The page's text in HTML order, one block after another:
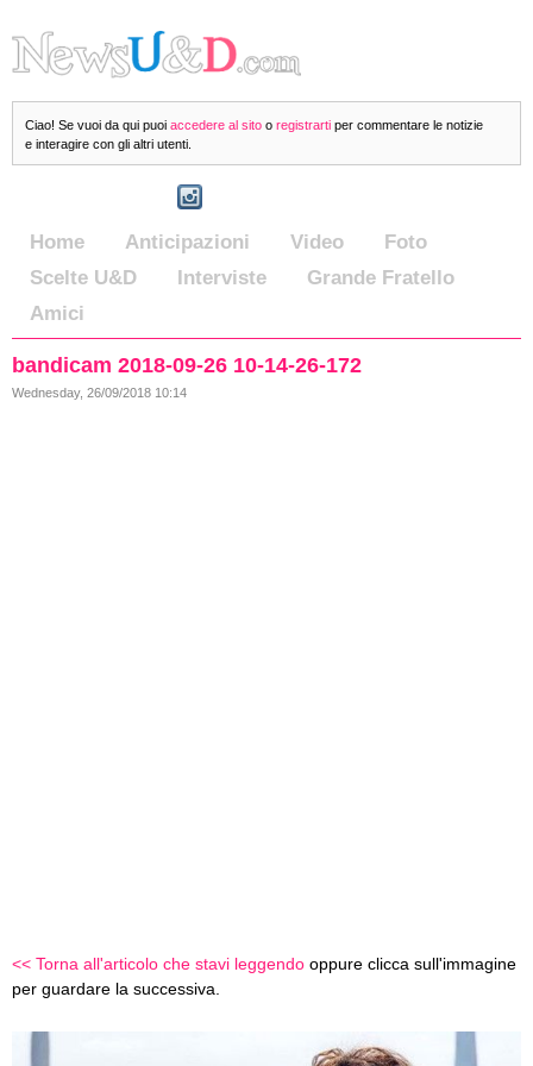
Ciao! Se vuoi da qui puoi accedere al sito o registrarti per commentare le notizie
e interagire con gli altri utenti.
Home Anticipazioni Video
Foto
Scelte U&D
Interviste
Grande Fratello
Amici
bandicam 2018-09-26 10-14-26-172
Wednesday, 26/09/2018 10:14
<< Torna all'articolo che stavi leggendo oppure clicca sull'immagine
per guardare la successiva.